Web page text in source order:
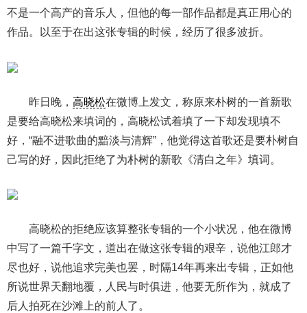
不是一个高产的音乐人，但他的每一部作品都是真正用心的
作品。以至于在出这张专辑的时候，经历了很多波折。
昨日晚， 高晓松在微博上发文，称原来朴树的一首新歌
是要给高晓松来填词的，高晓松试着填了一下却发现填不
好，“融不进歌曲的黯淡与清辉”，他觉得这首歌还是要朴树自
己写的好，因此拒绝了为朴树的新歌《清白之年》填词。
高晓松的拒绝应该算整张专辑的一个小状况，他在微博
中写了一篇千字文，道出在做这张专辑的艰辛，说他江郎才
尽也好，说他追求完美也罢，时隔14年再来出专辑，正如他
所说世界天翻地覆，人民与时俱进，他要无所作为，就成了
后人拍死在沙滩上的前人了。